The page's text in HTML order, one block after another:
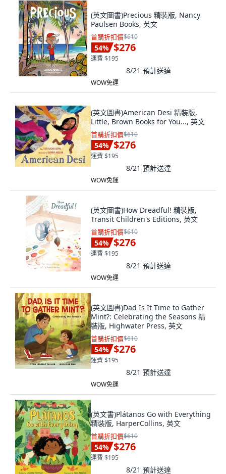
(英文圖書)Precious 精裝版, Nancy
Paulsen Books, 英文
首購折扣價$610
54% $276
運費 $195
8/21 預計送達
WOW免運
(英文圖書)American Desi 精裝版,
Little, Brown Books for You..., 英文
首購折扣價$610
54% $276
運費 $195
8/21 預計送達
WOW免運
(英文圖書)How Dreadful! 精裝版,
Transit Children's Editions, 英文
首購折扣價$610
54% $276
運費 $195
8/21 預計送達
WOW免運
(英文圖書)Dad Is It Time to Gather
Mint?: Celebrating the Seasons 精
裝版, Highwater Press, 英文
首購折扣價$610
54% $276
運費 $195
8/21 預計送達
WOW免運
(英文書)Plátanos Go with Everything
精裝版, HarperCollins, 英文
首購折扣價$610
54% $276
運費 $195
8/21 預計送達